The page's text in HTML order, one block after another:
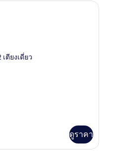
เป็ด
ห้องสวีท | ผ้าปูที่นอนฝ้ายอียิปต์, เครื่องนอนระ
ตียงเดี่ยว
ดูราคา
านวมขนเป็ด